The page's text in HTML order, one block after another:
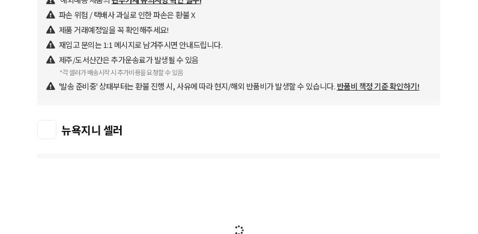
파손 위험 / 택배사 과실로 인한 파손은 환불 X
제품 거래예정일을 꼭 확인해주세요!
재입고 문의는 1:1 메시지로 남겨주시면 안내드립니다.
제주/도서산간은 추가운송료가 발생될 수 있음
*각 셀러가 배송시작 시 추가비용을 요청할 수 있음
'발송 준비중' 상태부터는 환불 진행 시, 사유에 따라 현지/해외 반품비가 발생할 수 있습니다. 반품비 책정 기준 확인하기!
뉴욕지니 셀러